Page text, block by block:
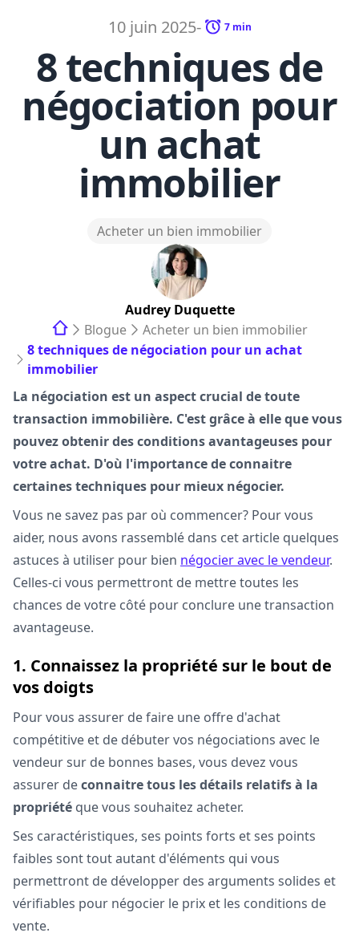
10 juin 2025- 7min
8 techniques de
négociation pour
un achat
immobilier
Acheter un bien immobilier
Audrey Duquette
Blogue
Acheter un bien immobilier
8 techniques de négociation pour un achat
immobilier
La négociation est un aspect crucial de toute
transaction immobilière. C'est grâce à elle que vous
pouvez obtenir des conditions avantageuses pour
votre achat. D'où l'importance de connaitre
certaines techniques pour mieux négocier.
Vous ne savez pas par où commencer? Pour vous
aider, nous avons rassemblé dans cet article quelques
astuces à utiliser pour bien négocier avec le vendeur.
Celles-ci vous permettront de mettre toutes les
chances de votre côté pour conclure une transaction
avantageuse.
1. Connaissez la propriété sur le bout de
vos doigts
Pour vous assurer de faire une offre d'achat
compétitive et de débuter vos négociations avec le
vendeur sur de bonnes bases, vous devez vous
assurer deconnaitre tous les détails relatifs à la
propriété que vous souhaitez acheter.
Ses caractéristiques, ses points forts et ses points
faibles sont tout autant d'éléments qui vous
permettront de développer des arguments solides et
vérifiables pour négocier le prix et les conditions de
vente.